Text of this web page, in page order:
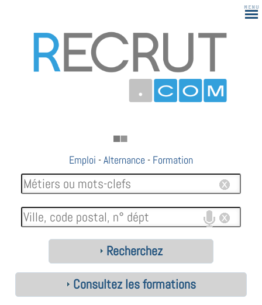
Emploi -Alternance - Formation
Recherchez
Consultez les formations